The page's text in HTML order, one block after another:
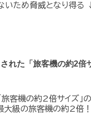
いため脅威となり得る
れた「旅客機の約2倍
客機の約2倍サイズ」
大級の旅客機の約2倍